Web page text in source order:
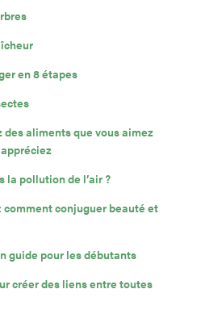
en 8 étapes
aliments que vous aimez
la pollution de l’air ?
conjuguer beauté et
guide pour les débutants
créer des liens entre toutes